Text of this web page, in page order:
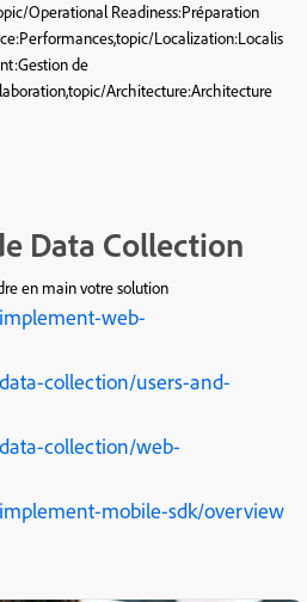
Operational Readiness:Préparation
Localization:Localis
de
Architecture:Architecture
Data Collection
en main votre solution
web-
collection/users-and-
collection/web-
mobile-sdk/overview